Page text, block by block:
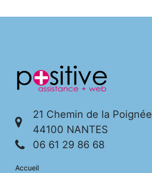
21 Chemin de la Poignée
44100 NANTES
06 61 29 86 68
Accueil